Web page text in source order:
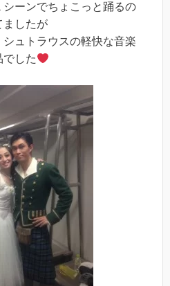
ーンでちょこっと踊るの
ましたが
ュトラウスの軽快な音楽
でした